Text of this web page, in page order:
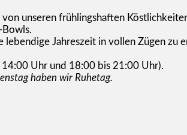
von unseren frühlingshaften
Bowls.
lebendige Jahreszeit in vollen Zügen zu
Uhr und 18:00 bis 21:00 Uhr).
haben wir Ruhetag.